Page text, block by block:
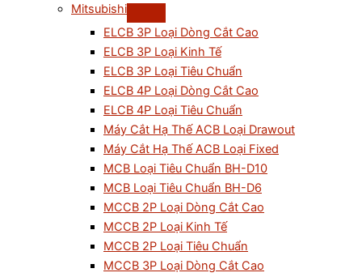
Mitsubishi
ELCB 3P Loại Dòng Cắt Cao
ELCB 3P Loại Kinh Tế
ELCB 3P Loại Tiêu Chuẩn
ELCB 4P Loại Dòng Cắt Cao
ELCB 4P Loại Tiêu Chuẩn
Máy Cắt Hạ Thế ACB Loại Drawout
Máy Cắt Hạ Thế ACB Loại Fixed
MCB Loại Tiêu Chuẩn BH-D10
MCB Loại Tiêu Chuẩn BH-D6
MCCB 2P Loại Dòng Cắt Cao
MCCB 2P Loại Kinh Tế
MCCB 2P Loại Tiêu Chuẩn
MCCB 3P Loại Dòng Cắt Cao